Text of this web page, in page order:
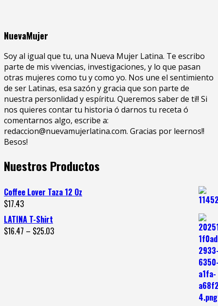
NuevaMujer
Soy al igual que tu, una Nueva Mujer Latina. Te escribo
parte de mis vivencias, investigaciones, y lo que pasan
otras mujeres como tu y como yo. Nos une el sentimiento
de ser Latinas, esa sazón y gracia que son parte de
nuestra personlidad y espíritu. Queremos saber de ti!! Si
nos quieres contar tu historia ó darnos tu receta ó
comentarnos algo, escribe a:
redaccion@nuevamujerlatina.com. Gracias por leernos!!
Besos!
Nuestros Productos
Coffee Lover Taza 12 Oz
$17.43
LATINA T-Shirt
$16.47 – $25.03